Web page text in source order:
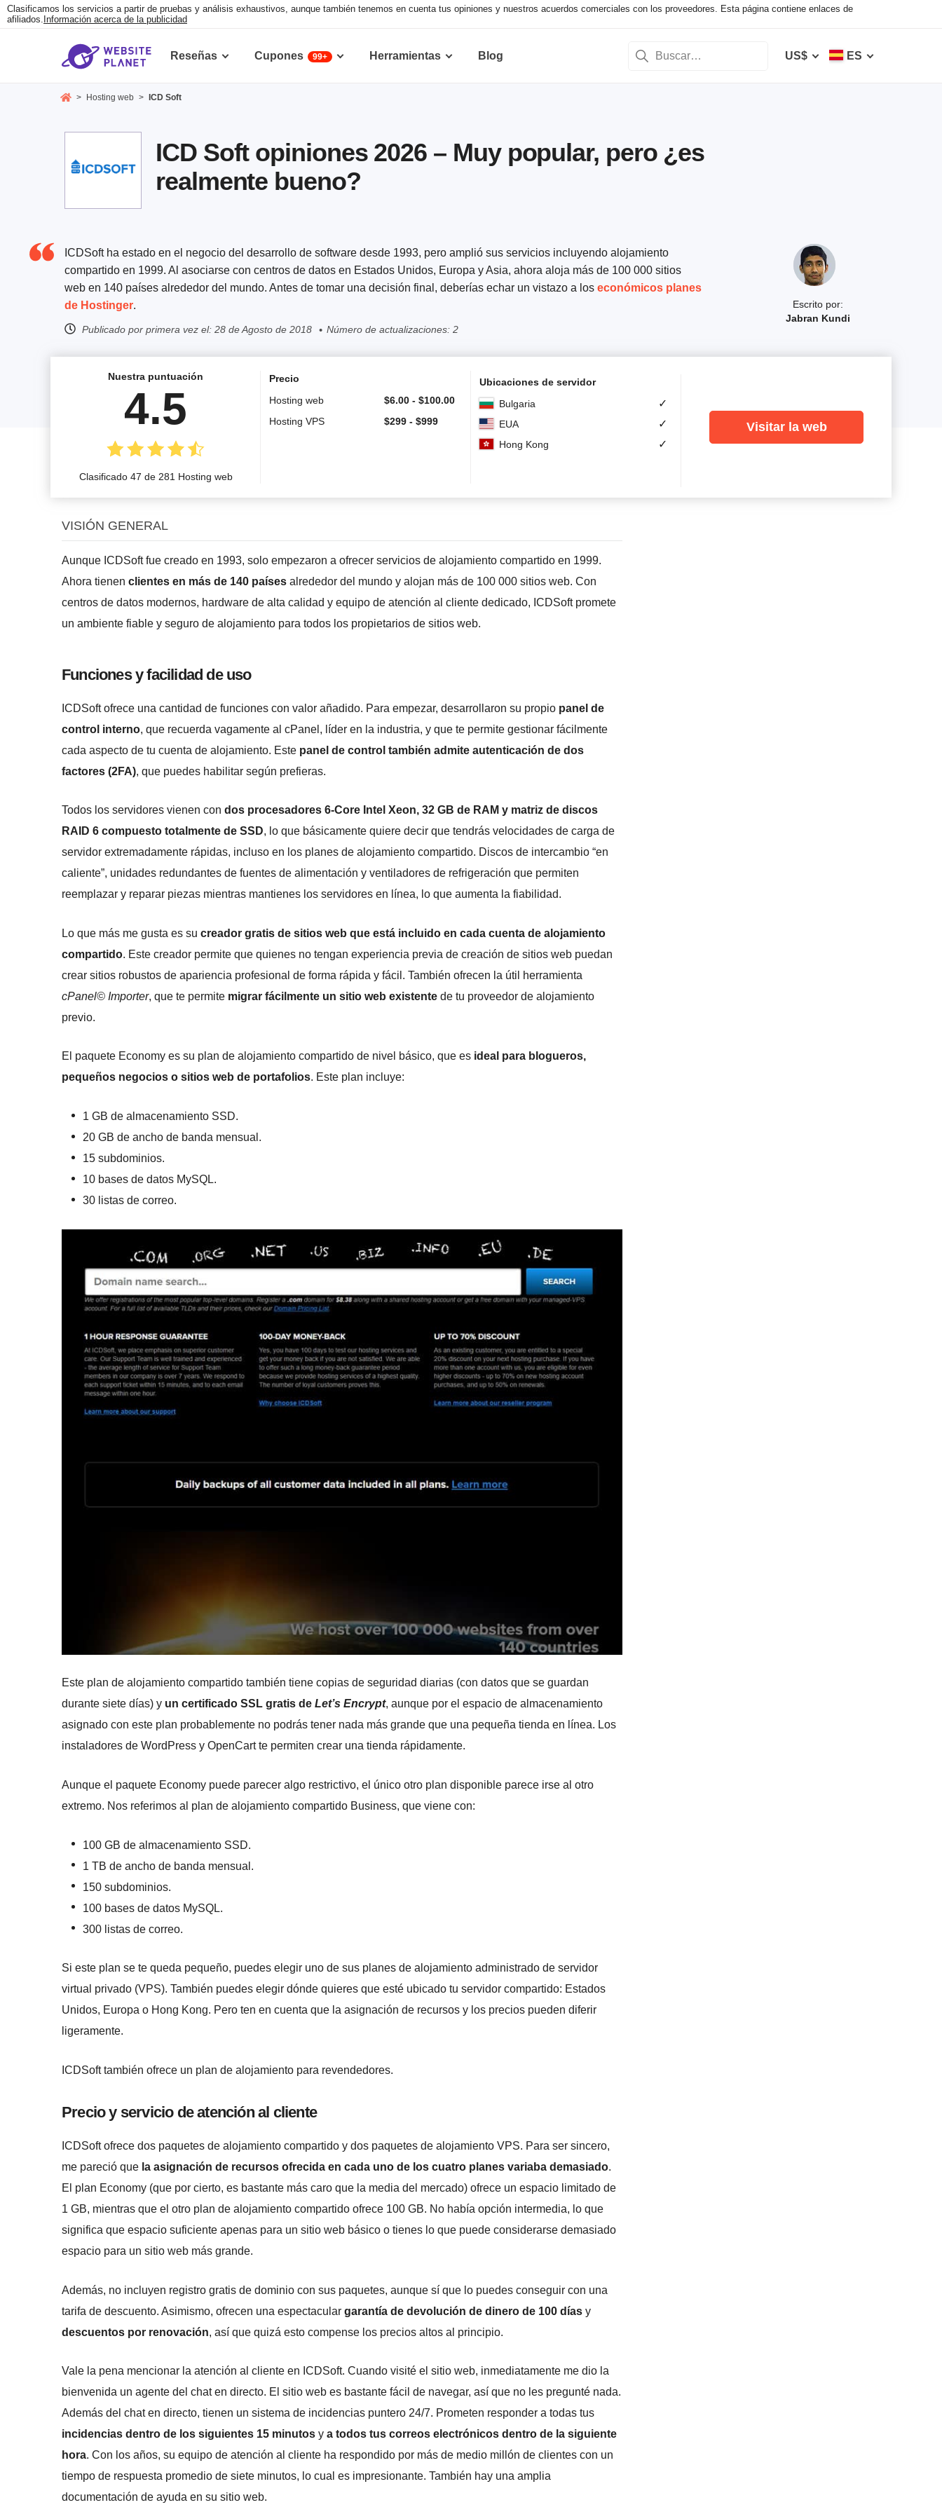
Clasificamos los servicios a partir de pruebas y análisis exhaustivos, aunque también tenemos en cuenta tus opiniones y nuestros acuerdos comerciales con los proveedores. Esta página contiene enlaces de
afiliados. Información acerca de la publicidad
Reseñas Cupones 99+ Herramientas Blog US$ ES
> Hosting web > ICD Soft
ICD Soft opiniones 2026 – Muy popular, pero ¿es
realmente bueno?
Escrito por:
Jabran Kundi
ICDSoft ha estado en el negocio del desarrollo de software desde 1993, pero amplió sus servicios incluyendo alojamiento
compartido en 1999. Al asociarse con centros de datos en Estados Unidos, Europa y Asia, ahora aloja más de 100 000 sitios
web en 140 países alrededor del mundo. Antes de tomar una decisión final, deberías echar un vistazo a los económicos planes
de Hostinger.
Publicado por primera vez el: 28 de Agosto de 2018 Número de actualizaciones: 2
Nuestra puntuación
4.5
Clasificado 47 de 281 Hosting web
Precio
Hosting web
$6.00 - $100.00
Hosting VPS
$299 - $999
Ubicaciones de servidor
Bulgaria
✓
EUA ✓
Hong Kong ✓
Visitar la web
VISIÓN GENERAL
Aunque ICDSoft fue creado en 1993, solo empezaron a ofrecer servicios de alojamiento compartido en 1999.
Ahora tienen clientes en más de 140 países alrededor del mundo y alojan más de 100 000 sitios web. Con
centros de datos modernos, hardware de alta calidad y equipo de atención al cliente dedicado, ICDSoft promete
un ambiente fiable y seguro de alojamiento para todos los propietarios de sitios web.
Funciones y facilidad de uso
ICDSoft ofrece una cantidad de funciones con valor añadido. Para empezar, desarrollaron su propio panel de
control interno, que recuerda vagamente al cPanel, líder en la industria, y que te permite gestionar fácilmente
cada aspecto de tu cuenta de alojamiento. Este panel de control también admite autenticación de dos
factores (2FA), que puedes habilitar según prefieras.
Todos los servidores vienen con dos procesadores 6-Core Intel Xeon, 32 GB de RAM y matriz de discos
RAID 6 compuesto totalmente de SSD, lo que básicamente quiere decir que tendrás velocidades de carga de
servidor extremadamente rápidas, incluso en los planes de alojamiento compartido. Discos de intercambio “en
caliente”, unidades redundantes de fuentes de alimentación y ventiladores de refrigeración que permiten
reemplazar y reparar piezas mientras mantienes los servidores en línea, lo que aumenta la fiabilidad.
Lo que más me gusta es su creador gratis de sitios web que está incluido en cada cuenta de alojamiento
compartido. Este creador permite que quienes no tengan experiencia previa de creación de sitios web puedan
crear sitios robustos de apariencia profesional de forma rápida y fácil. También ofrecen la útil herramienta
cPanel© Importer, que te permite migrar fácilmente un sitio web existente de tu proveedor de alojamiento
previo.
El paquete Economy es su plan de alojamiento compartido de nivel básico, que es ideal para blogueros,
pequeños negocios o sitios web de portafolios. Este plan incluye:
1 GB de almacenamiento SSD.
20 GB de ancho de banda mensual.
15 subdominios.
10 bases de datos MySQL.
30 listas de correo.
Este plan de alojamiento compartido también tiene copias de seguridad diarias (con datos que se guardan
durante siete días) y un certificado SSL gratis de Let’s Encrypt, aunque por el espacio de almacenamiento
asignado con este plan probablemente no podrás tener nada más grande que una pequeña tienda en línea. Los
instaladores de WordPress y OpenCart te permiten crear una tienda rápidamente.
Aunque el paquete Economy puede parecer algo restrictivo, el único otro plan disponible parece irse al otro
extremo. Nos referimos al plan de alojamiento compartido Business, que viene con:
100 GB de almacenamiento SSD.
1 TB de ancho de banda mensual.
150 subdominios.
100 bases de datos MySQL.
300 listas de correo.
Si este plan se te queda pequeño, puedes elegir uno de sus planes de alojamiento administrado de servidor
virtual privado (VPS). También puedes elegir dónde quieres que esté ubicado tu servidor compartido: Estados
Unidos, Europa o Hong Kong. Pero ten en cuenta que la asignación de recursos y los precios pueden diferir
ligeramente.
ICDSoft también ofrece un plan de alojamiento para revendedores.
Precio y servicio de atención al cliente
ICDSoft ofrece dos paquetes de alojamiento compartido y dos paquetes de alojamiento VPS. Para ser sincero,
me pareció que la asignación de recursos ofrecida en cada uno de los cuatro planes variaba demasiado.
El plan Economy (que por cierto, es bastante más caro que la media del mercado) ofrece un espacio limitado de
1 GB, mientras que el otro plan de alojamiento compartido ofrece 100 GB. No había opción intermedia, lo que
significa que espacio suficiente apenas para un sitio web básico o tienes lo que puede considerarse demasiado
espacio para un sitio web más grande.
Además, no incluyen registro gratis de dominio con sus paquetes, aunque sí que lo puedes conseguir con una
tarifa de descuento. Asimismo, ofrecen una espectacular garantía de devolución de dinero de 100 días y
descuentos por renovación, así que quizá esto compense los precios altos al principio.
Vale la pena mencionar la atención al cliente en ICDSoft. Cuando visité el sitio web, inmediatamente me dio la
bienvenida un agente del chat en directo. El sitio web es bastante fácil de navegar, así que no les pregunté nada.
Además del chat en directo, tienen un sistema de incidencias puntero 24/7. Prometen responder a todas tus
incidencias dentro de los siguientes 15 minutos y a todos tus correos electrónicos dentro de la siguiente
hora. Con los años, su equipo de atención al cliente ha respondido por más de medio millón de clientes con un
tiempo de respuesta promedio de siete minutos, lo cual es impresionante. También hay una amplia
documentación de ayuda en su sitio web.